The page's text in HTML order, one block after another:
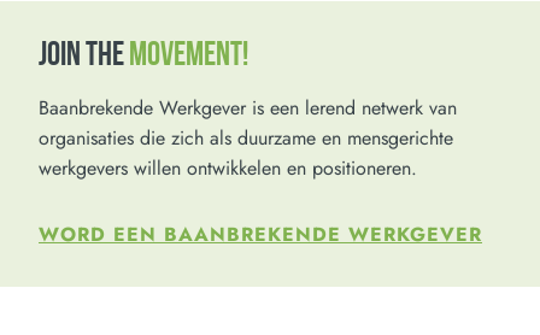
JOIN THEMOVEMENT!
Baanbrekende Werkgever is een lerend netwerk van
organisaties die zich als duurzame en mensgerichte
werkgevers willen ontwikkelen en positioneren.
WORD EEN BAANBREKENDE WERKGEVER